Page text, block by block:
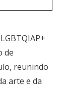
de
reunindo
arte e da